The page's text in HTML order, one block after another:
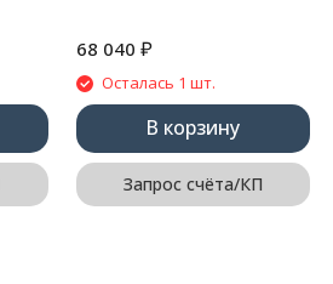
68 040 ₽
Осталась 1 шт.
В корзину
Запрос счёта/КП